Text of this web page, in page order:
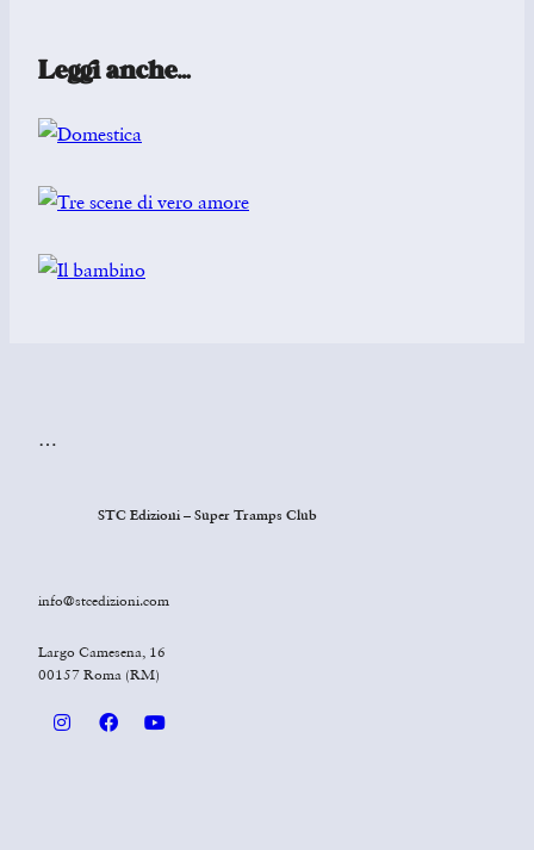
Leggi anche…
…
STC Edizioni – Super Tramps Club
info@stcedizioni.com
Largo Camesena, 16
00157 Roma (RM)